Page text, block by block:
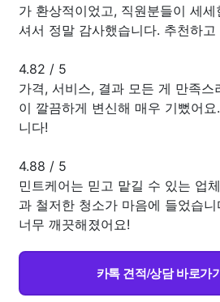
가 환상적이었고, 직원분들이 세
셔서 정말 감사했습니다. 추천하고
4.82 / 5
가격, 서비스, 결과 모든 게 만족스
이 깔끔하게 변신해 매우 기뻤어
니다!
4.88 / 5
민트케어는 믿고 맡길 수 있는 업
과 철저한 청소가 마음에 들었습
너무 깨끗해졌어요!
카톡 견적/상담 바로가